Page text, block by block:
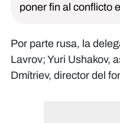
poner fin al conflicto
Por parte rusa, la
Lavrov; Yuri Ushakov,
Dmítriev, director del